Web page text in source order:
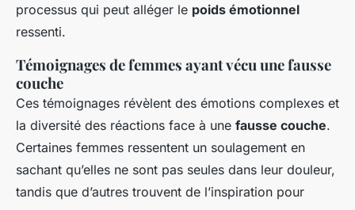
processus qui peut alléger le poids émotionnel
ressenti.
Témoignages de femmes ayant vécu une fausse
couche
Ces témoignages révèlent des émotions complexes et
la diversité des réactions face à une fausse couche.
Certaines femmes ressentent un soulagement en
sachant qu’elles ne sont pas seules dans leur douleur,
tandis que d’autres trouvent de l’inspiration pour